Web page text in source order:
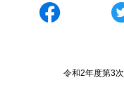
令和2年度第3